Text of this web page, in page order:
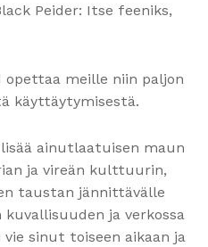
Peider: Itse feeniks,
meille niin paljon
käyttäytymisestä.
ainutlaatuisen maun
ja vireän kulttuurin,
taustan jännittävälle
ja verkossa
sinut toiseen aikaan ja